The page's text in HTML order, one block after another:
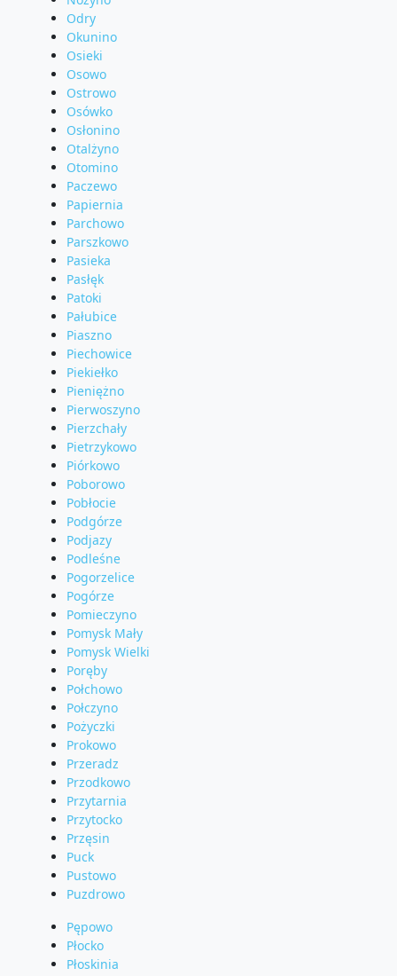
Odry
Okunino
Osieki
Osowo
Ostrowo
Osówko
Osłonino
Otalżyno
Otomino
Paczewo
Papiernia
Parchowo
Parszkowo
Pasieka
Pasłęk
Patoki
Pałubice
Piaszno
Piechowice
Piekiełko
Pieniężno
Pierwoszyno
Pierzchały
Pietrzykowo
Piórkowo
Poborowo
Pobłocie
Podgórze
Podjazy
Podleśne
Pogorzelice
Pogórze
Pomieczyno
Pomysk Mały
Pomysk Wielki
Poręby
Połchowo
Połczyno
Pożyczki
Prokowo
Przeradz
Przodkowo
Przytarnia
Przytocko
Przęsin
Puck
Pustowo
Puzdrowo
Pępowo
Płocko
Płoskinia